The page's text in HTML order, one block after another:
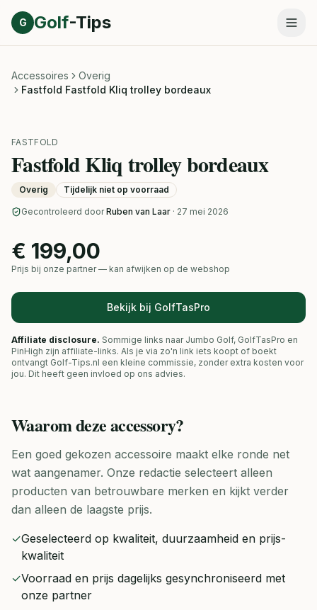
Direct naar inhoud
G Golf-Tips
Accessoires
Overig
Fastfold Fastfold Kliq trolley bordeaux
FASTFOLD
Fastfold Kliq trolley bordeaux
Overig Tijdelijk niet op voorraad
Gecontroleerd door Ruben van Laar · 27 mei 2026
€ 199,00
Prijs bij onze partner — kan afwijken op de webshop
Bekijk bij GolfTasPro
Affiliate disclosure. Sommige links naar Jumbo Golf, GolfTasPro en
PinHigh zijn affiliate-links. Als je via zo'n link iets koopt of boekt
ontvangt Golf-Tips.nl een kleine commissie, zonder extra kosten voor
jou. Dit heeft geen invloed op ons advies.
Waarom dezeaccessory?
Een goed gekozen accessoire maakt elke ronde net
wat aangenamer. Onze redactie selecteert alleen
producten van betrouwbare merken en kijkt verder
dan alleen de laagste prijs.
✓Geselecteerd op kwaliteit, duurzaamheid en prijs-
kwaliteit
✓Voorraad en prijs dagelijks gesynchroniseerd met
onze partner